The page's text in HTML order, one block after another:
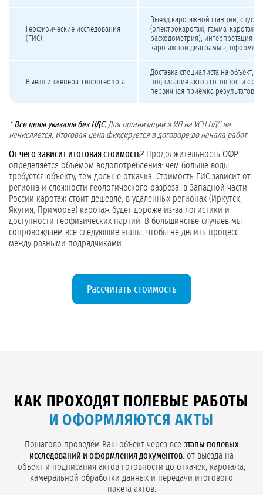
Геофизические исследования
(ГИС)
Выезд каротажной станции, спуск
(электрокаротаж, гамма-каротаж,
расходометрия), интерпретация
каротажной диаграммы,
Выезд инженера-гидрогеолога
Доставка специалиста на объект,
подписание актов готовности
первичная приёмка результатов
* Все цены указаны без НДС. Для организаций и ИП на УСН НДС не
начисляется. Итоговая цена фиксируется в договоре до начала работ.
От чего зависит итоговая стоимость? Продолжительность ОФР
определяется объёмом водопотребления: чем больше воды
требуется объекту, тем дольше откачка. Стоимость ГИС зависит от
региона и сложности геологического разреза: в Западной части
России каротаж стоит дешевле, в удалённых регионах (Иркутск,
Якутия, Приморье) каротаж будет дороже из-за логистики и
доступности геофизических партий. В большинстве случаев мы
сопровождаем все следующие этапы, чтобы не делить процесс
между разными подрядчиками.
Рассчитать стоимость
КАК ПРОХОДЯТ ПОЛЕВЫЕ РАБОТЫ
И ОФОРМЛЯЮТСЯ АКТЫ
Пошагово проведём Ваш объект через все этапы полевых
исследований и оформления документов: от выезда на
объект и подписания актов готовности до откачек, каротажа,
камеральной обработки данных и передачи итогового
пакета актов.